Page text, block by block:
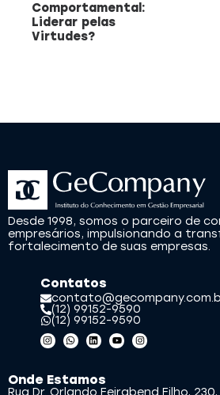
Comportamental:
Liderar pelas
Virtudes?
Desde 1998, somos o parceiro de
empresários, impulsionando a
fortalecimento de suas empresas.
Contatos
(12) 99152-9590
(12) 99152-9590
Onde Estamos